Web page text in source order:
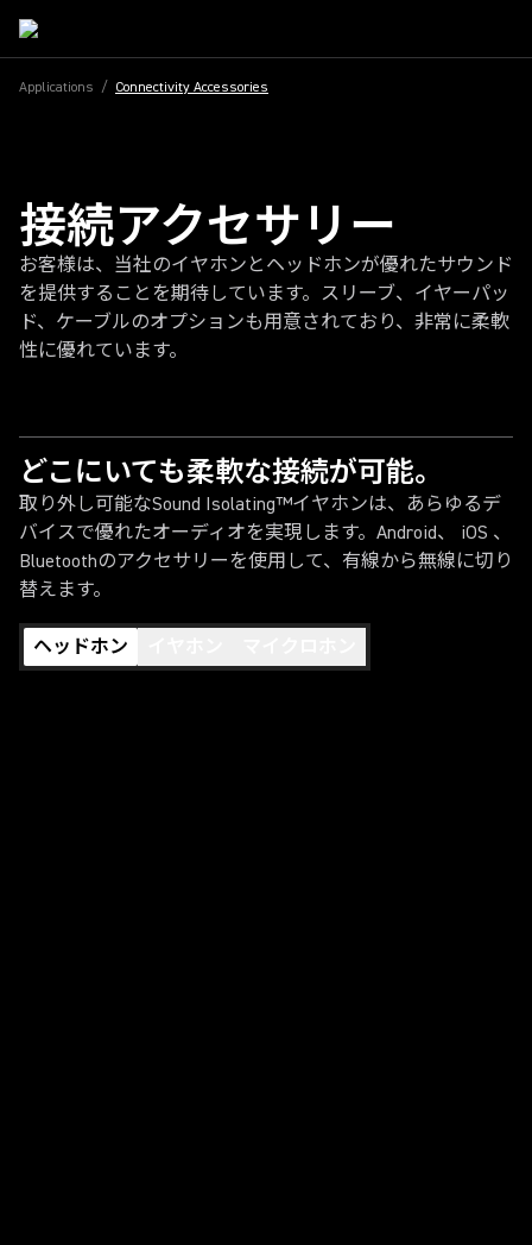
Applications / Connectivity Accessories
接続アクセサリー
お客様は、当社のイヤホンとヘッドホンが優れたサウンド
を提供することを期待しています。スリーブ、イヤーパッ
ド、ケーブルのオプションも用意されており、非常に柔軟
性に優れています。
どこにいても柔軟な接続が可能。
取り外し可能なSound Isolating™イヤホンは、あらゆるデ
バイスで優れたオーディオを実現します。Android、 iOS 、
Bluetoothのアクセサリーを使用して、有線から無線に切り
替えます。
ヘッドホン